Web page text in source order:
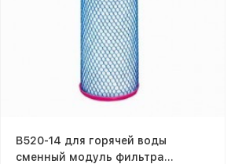
В520-14 для горячей воды
сменный модуль фильтра